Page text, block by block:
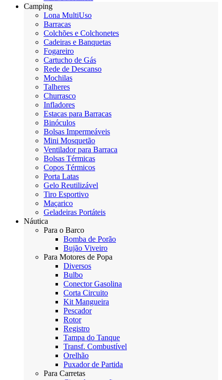
Camping
Lona MultiUso
Barracas
Colchões e Colchonetes
Cadeiras e Banquetas
Fogareiro
Cartucho de Gás
Rede de Descanso
Mochilas
Talheres
Churrasco
Infladores
Estacas para Barracas
Binóculos
Bolsas Impermeáveis
Mini Mosquetão
Ventilador para Barraca
Bolsas Térmicas
Copos Térmicos
Porta Latas
Gelo Reutilizável
Tiro Esportivo
Maçarico
Geladeiras Portáteis
Náutica
Para o Barco
Bomba de Porão
Bujão Viveiro
Para Motores de Popa
Diversos
Bulbo
Conector Gasolina
Corta Circuito
Kit Mangueira
Pescador
Rotor
Registro
Tampa do Tanque
Transf. Combustível
Orelhão
Puxador de Partida
Para Carretas